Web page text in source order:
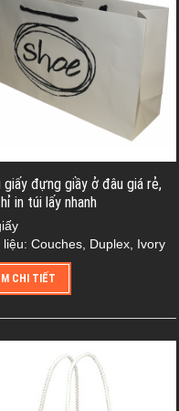
giấy đựng giầy ở đâu giá rẻ,
in túi lấy nhanh
liệu: Couches, Duplex, Ivory
CHI TIẾT